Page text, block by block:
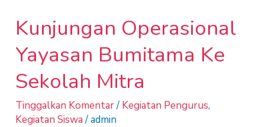
Kunjungan Operasional
Yayasan Bumitama Ke
Sekolah Mitra
Tinggalkan Komentar/ Kegiatan Pengurus,
Kegiatan Siswa /admin